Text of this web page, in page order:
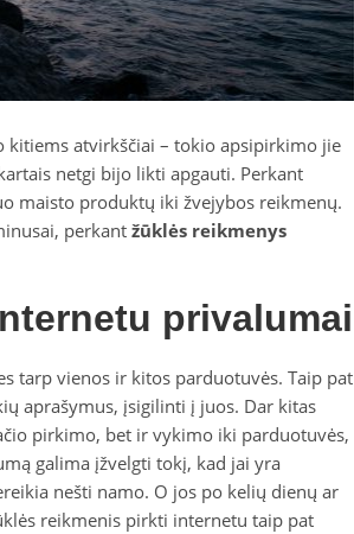
atvirkščiai – tokio apsipirkimo jie
netgi bijo likti apgauti. Perkant
maisto produktų iki žvejybos reikmenų.
perkant žūklės reikmenys
privalumai
tarp vienos ir kitos parduotuvės. Taip pat
aprašymus, įsigilinti į juos. Dar kitas
pirkimo, bet ir vykimo iki parduotuvės,
galima įžvelgti tokį, kad jai yra
nešti namo. O jos po kelių dienų ar
reikmenis pirkti internetu taip pat